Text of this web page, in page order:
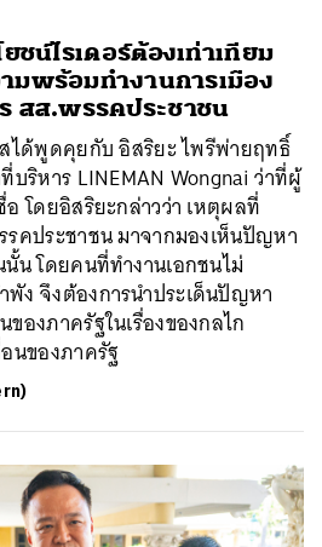
ยชน์ไรเดอร์ต้องเท่าเทียม
มพร้อมทำงานการเมือง
สส.พรรคประชาชน
ได้พูดคุยกับ อิสริยะ ไพรีพ่ายฤทธิ์
บริหาร LINEMAN Wongnai ว่าที่ผู้
โดยอิสริยะกล่าวว่า เหตุผลที่
คประชาชน มาจากมองเห็นปัญหา
น โดยคนที่ทำงานเอกชนไม่
ง จึงต้องการนำประเด็นปัญหา
องภาครัฐในเรื่องของกลไก
นของภาครัฐ